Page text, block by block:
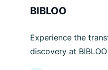
BIBLOO
Experience the
discovery at